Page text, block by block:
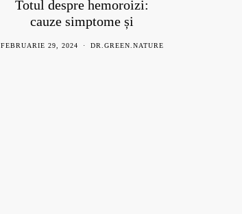
Totul despre hemoroizi:
cauze simptome și
FEBRUARIE 29, 2024 DR.GREEN.NATURE